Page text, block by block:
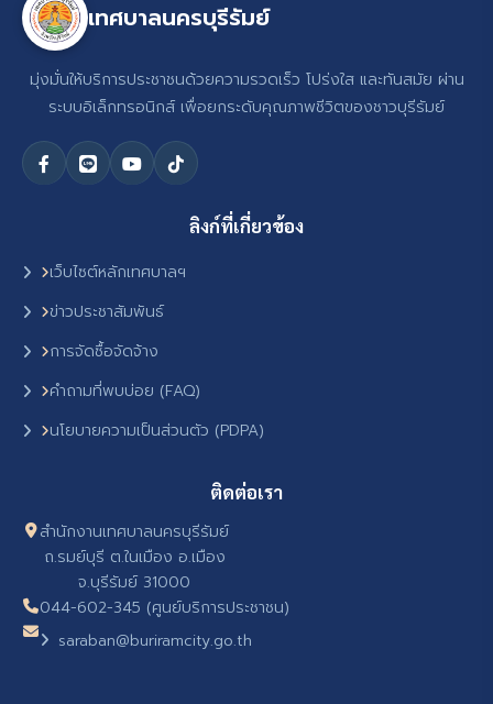
เทศบาลนครบุรีรัมย์
มุ่งมั่นให้บริการประชาชนด้วยความรวดเร็ว โปร่งใส และทันสมัย ผ่าน
ระบบอิเล็กทรอนิกส์ เพื่อยกระดับคุณภาพชีวิตของชาวบุรีรัมย์
ลิงก์ที่เกี่ยวข้อง
เว็บไซต์หลักเทศบาลฯ
ข่าวประชาสัมพันธ์
การจัดซื้อจัดจ้าง
คำถามที่พบบ่อย (FAQ)
นโยบายความเป็นส่วนตัว (PDPA)
ติดต่อเรา
สำนักงานเทศบาลนครบุรีรัมย์
ถ.รมย์บุรี ต.ในเมือง อ.เมือง
จ.บุรีรัมย์ 31000
044-602-345 (ศูนย์บริการประชาชน)
saraban@buriramcity.go.th